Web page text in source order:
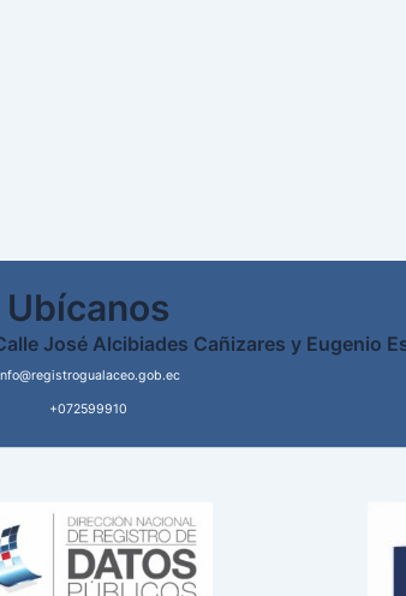
Ubícanos
José Alcibiades Cañizares y Eugenio
+072599910